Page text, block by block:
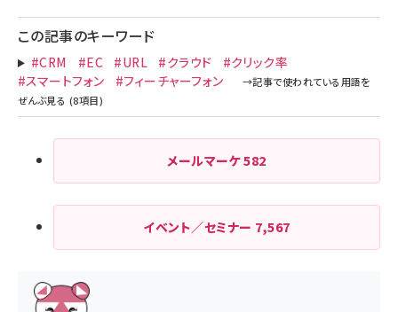
この記事のキーワード
#CRM #EC #URL #クラウド
#クリック率
#スマートフォン
#フィーチャーフォン
メールマーケ582
イベント／セミナー 7,567